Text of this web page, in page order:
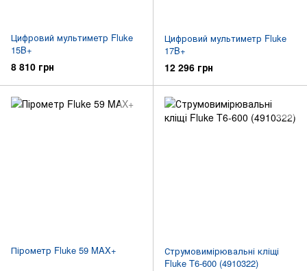
Цифровий мультиметр Fluke
15B+
8 810 грн
Цифровий мультиметр Fluke
17B+
12 296 грн
Пірометр Fluke 59 MAX+
Струмовимірювальні кліщі
Fluke T6-600 (4910322)